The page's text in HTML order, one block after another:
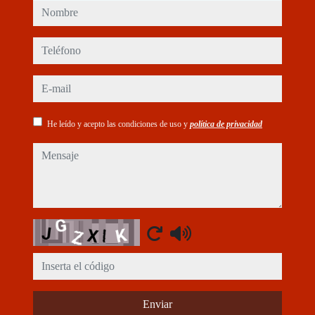
nombre
teléfono
e-mail
He leído y acepto las condiciones de uso y política de privacidad
mensaje
Captcha
Enviar